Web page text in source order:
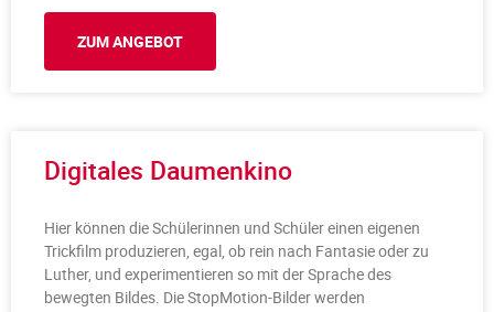
ZUM ANGEBOT
Digitales Daumenkino
Hier können die Schülerinnen und Schüler einen eigenen
Trickfilm produzieren, egal, ob rein nach Fantasie oder zu
Luther, und experimentieren so mit der Sprache des
bewegten Bildes. Die StopMotion-Bilder werden